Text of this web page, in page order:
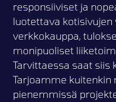
responsiiviset ja
luotettava kotisivujen
verkkokauppa,
monipuoliset
Tarvittaessa saat siis
Tarjoamme
pienemmissä